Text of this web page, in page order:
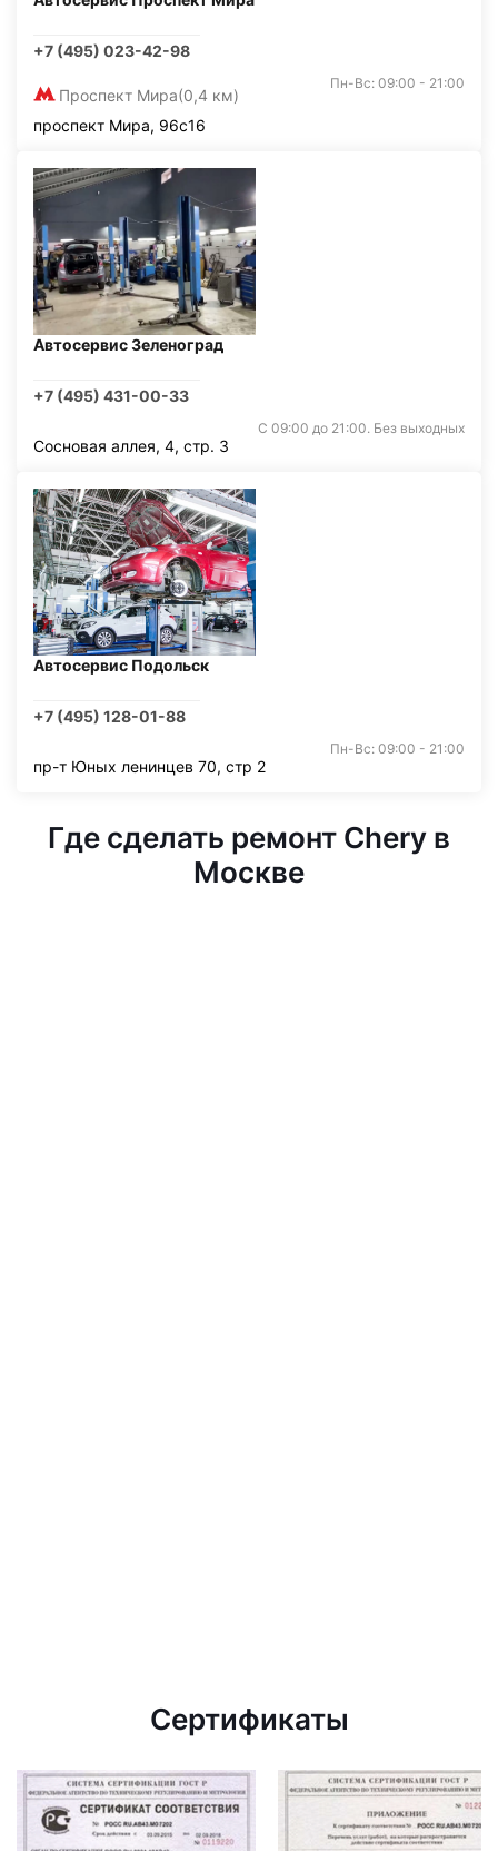
+7 (495) 023-42-98
Проспект Мира(0,4 км)
Пн-Вс: 09:00 - 21:00
проспект Мира, 96с16
Автосервис Зеленоград
+7 (495) 431-00-33
С 09:00 до 21:00. Без выходных
Сосновая аллея, 4, стр. 3
Автосервис Подольск
+7 (495) 128-01-88
Пн-Вс: 09:00 - 21:00
пр-т Юных ленинцев 70, стр 2
Где сделать ремонт Chery в
Москве
Сертификаты